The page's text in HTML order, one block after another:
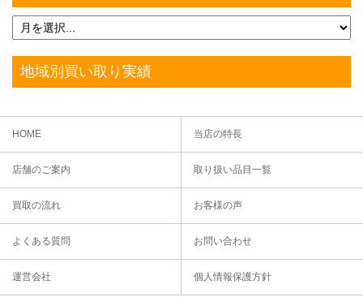
地域別買い取り実績
HOME 当店の特長
店舗のご案内 取り扱い品目一覧
買取の流れ お客様の声
よくある質問 お問い合わせ
運営会社 個人情報保護方針